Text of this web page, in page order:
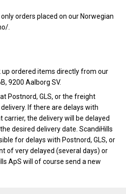
orders placed on our Norwegian
.
up ordered items directly from our
9200 Aalborg SV.
Postnord, GLS, or the freight
If there are delays with
carrier, the delivery will be delayed
desired delivery date. ScandiHills
for delays with Postnord, GLS, or
of very delayed (several days) or
ApS will of course send a new